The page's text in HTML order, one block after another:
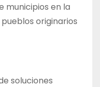
municipios en la
originarios
soluciones